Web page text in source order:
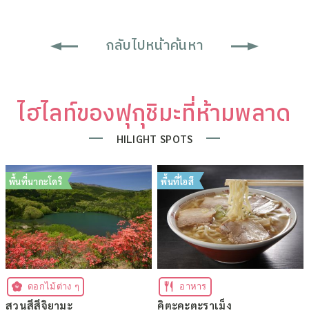
กลับไปหน้าค้นหา
ไฮไลท์ของฟุกุชิมะที่ห้ามพลาด
HILIGHT SPOTS
พื้นที่นากะโดริ
ดอกไม้ต่าง ๆ
สวนสึสึจิยามะ
พื้นที่ไอสึ
อาหาร
คิตะคะตะราเม็ง